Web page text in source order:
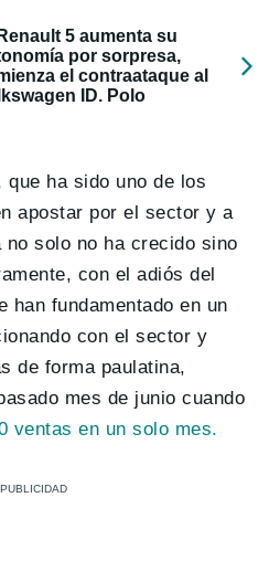
5 aumenta su
por sorpresa,
el contraataque al
ID. Polo
que ha sido uno de los
apostar por el sector y a
solo no ha crecido sino
con el adiós del
han fundamentado en un
con el sector y
de forma paulatina,
mes de junio cuando
ventas en un solo mes.